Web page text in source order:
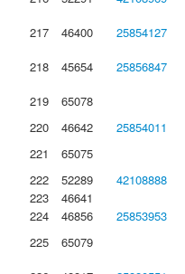
217
46400 25854127
218
45654 25856847
219
65078
220
46642 25854011
221
65075
222
52289 42108888
223
46641
224
46856 25853953
225
65079